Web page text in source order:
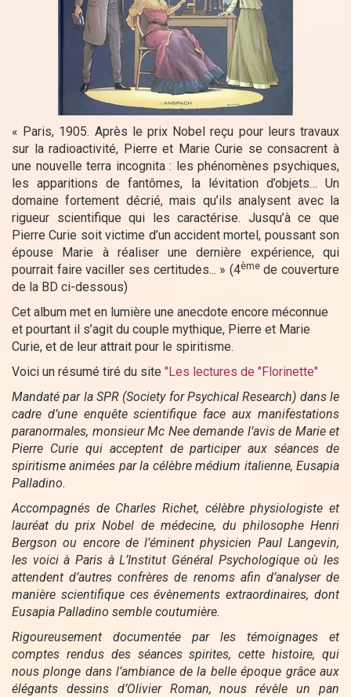
« Paris, 1905. Après le prix Nobel reçu pour leurs travaux
sur la radioactivité, Pierre et Marie Curie se consacrent à
une nouvelle terra incognita : les phénomènes psychiques,
les apparitions de fantômes, la lévitation d’objets… Un
domaine fortement décrié, mais qu’ils analysent avec la
rigueur scientifique qui les caractérise. Jusqu’à ce que
Pierre Curie soit victime d’un accident mortel, poussant son
épouse Marie à réaliser une dernière expérience, qui
pourrait faire vaciller ses certitudes... » (4èmede couverture
de la BD ci-dessous)
Cet album met en lumière une anecdote encore méconnue
et pourtant il s’agit du couple mythique, Pierre et Marie
Curie, et de leur attrait pour le spiritisme.
Voici un résumé tiré du site "Les lectures de "Florinette"
Mandaté par la SPR (Society for Psychical Research) dans le
cadre d’une enquête scientifique face aux manifestations
paranormales, monsieur Mc Nee demande l’avis de Marie et
Pierre Curie qui acceptent de participer aux séances de
spiritisme animées par la célèbre médium italienne, Eusapia
Palladino.
Accompagnés de Charles Richet, célèbre physiologiste et
lauréat du prix Nobel de médecine, du philosophe Henri
Bergson ou encore de l’éminent physicien Paul Langevin,
les voici à Paris à L’Institut Général Psychologique où les
attendent d’autres confrères de renoms afin d’analyser de
manière scientifique ces évènements extraordinaires, dont
Eusapia Palladino semble coutumière.
Rigoureusement documentée par les témoignages et
comptes rendus des séances spirites, cette histoire, qui
nous plonge dans l’ambiance de la belle époque grâce aux
élégants dessins d’Olivier Roman, nous révèle un pan